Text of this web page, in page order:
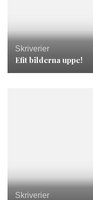
Skriverier
Efit bilderna uppe!
Skriverier